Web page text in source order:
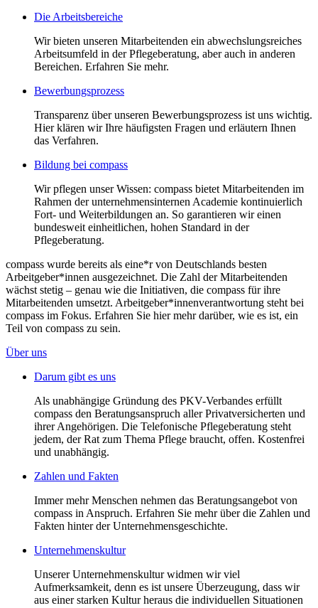
Die Arbeitsbereiche
Wir bieten unseren Mitarbeitenden ein abwechslungsreiches
Arbeitsumfeld in der Pflegeberatung, aber auch in anderen
Bereichen. Erfahren Sie mehr.
Bewerbungsprozess
Transparenz über unseren Bewerbungsprozess ist uns wichtig.
Hier klären wir Ihre häufigsten Fragen und erläutern Ihnen
das Verfahren.
Bildung bei compass
Wir pflegen unser Wissen: compass bietet Mitarbeitenden im
Rahmen der unternehmensinternen Academie kontinuierlich
Fort- und Weiterbildungen an. So garantieren wir einen
bundesweit einheitlichen, hohen Standard in der
Pflegeberatung.
compass wurde bereits als eine*r von Deutschlands besten
Arbeitgeber*innen ausgezeichnet. Die Zahl der Mitarbeitenden
wächst stetig – genau wie die Initiativen, die compass für ihre
Mitarbeitenden umsetzt. Arbeitgeber*innenverantwortung steht bei
compass im Fokus. Erfahren Sie hier mehr darüber, wie es ist, ein
Teil von compass zu sein.
Über uns
Darum gibt es uns
Als unabhängige Gründung des PKV-Verbandes erfüllt
compass den Beratungsanspruch aller Privatversicherten und
ihrer Angehörigen. Die Telefonische Pflegeberatung steht
jedem, der Rat zum Thema Pflege braucht, offen. Kostenfrei
und unabhängig.
Zahlen und Fakten
Immer mehr Menschen nehmen das Beratungsangebot von
compass in Anspruch. Erfahren Sie mehr über die Zahlen und
Fakten hinter der Unternehmensgeschichte.
Unternehmenskultur
Unserer Unternehmenskultur widmen wir viel
Aufmerksamkeit, denn es ist unsere Überzeugung, dass wir
aus einer starken Kultur heraus die individuellen Situationen